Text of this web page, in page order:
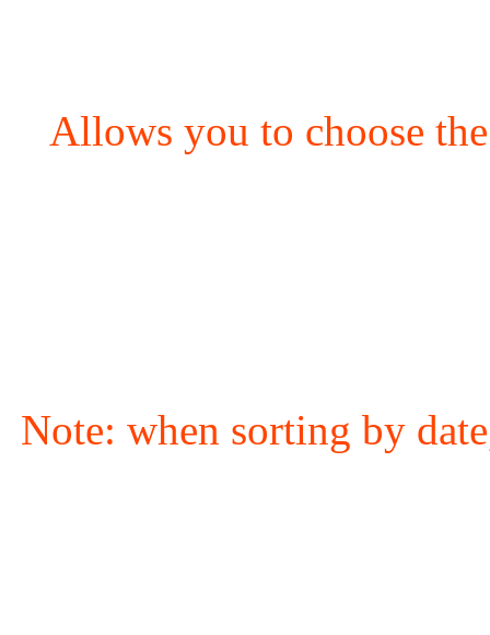
Allows you to choose
Note: when sorting by